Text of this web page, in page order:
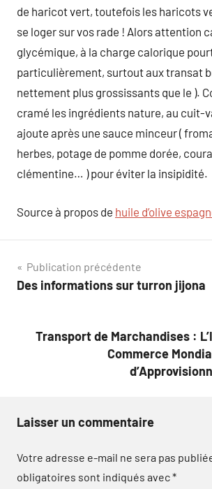
de haricot vert, toutefois les haricots
se loger sur vos rade ! Alors attention
glycémique, à la charge calorique
particulièrement, surtout aux transat
nettement plus grossissants que le ).
cramé les ingrédients nature, au cuit-
ajoute après une sauce minceur (
herbes, potage de pomme dorée,
clémentine… ) pour éviter la insipidité.
Source à propos de huile d’olive
Navigation
de
Publication précédente
Des informations sur turron jijona
Transport de Marchandises :
Commerce
Laisser un commentaire
Votre adresse e-mail ne sera pas
obligatoires sont indiqués avec*